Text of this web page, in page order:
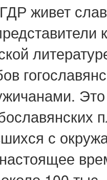
живет
с